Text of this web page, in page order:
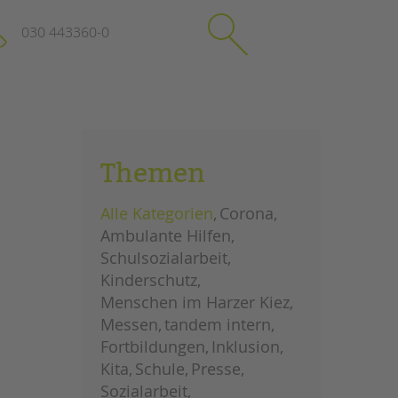
Impressum
Datenschutz
Hinweisgebersystem
Intranet
schließen
030 443360-0
SuchenThemen
Alle Kategorien Corona
Ambulante Hilfen
Schulsozialarbeit
Kinderschutz
Menschen im Harzer Kiez
Messen tandem intern
Fortbildungen Inklusion
Kita Schule Presse
Sozialarbeit